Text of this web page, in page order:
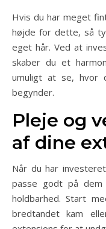
Hvis du har meget
højde for dette, så
eget hår. Ved at
skaber du et
umuligt at se, hvor
begynder.
Pleje og
af dine
Når du har
passe godt på
holdbarhed. Start
bredtandet kam